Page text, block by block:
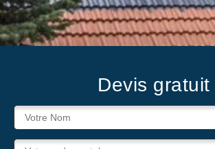
Devis gratuit